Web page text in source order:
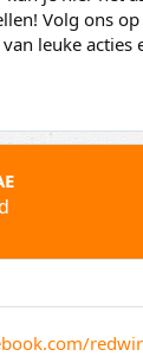
Volg ons
leuke acties